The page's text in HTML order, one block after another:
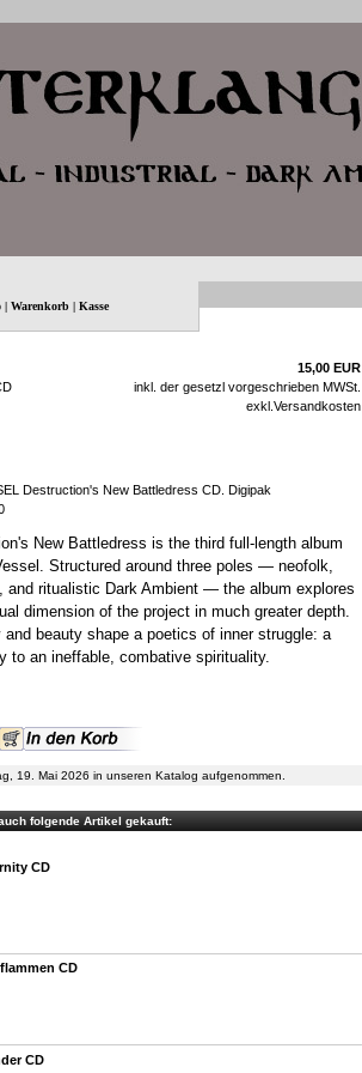
| Warenkorb | Kasse
15,00 EUR
inkl. der gesetzl vorgeschrieben MWSt.
exkl. Versandkosten
Destruction's New Battledress CD. Digipak
New Battledress is the third full-length album
Structured around three poles — neofolk,
and ritualistic Dark Ambient — the album explores
dimension of the project in much greater depth.
and beauty shape a poetics of inner struggle: a
to an ineffable, combative spirituality.
19. Mai 2026 in unseren Katalog aufgenommen.
folgende Artikel gekauft:
CD
CD
CD